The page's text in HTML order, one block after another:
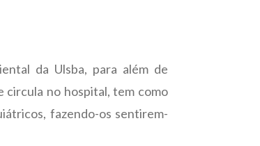
da Ulsba, para além de
circula no hospital, tem como
fazendo-os sentirem-